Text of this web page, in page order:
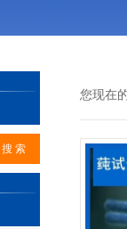
您现在